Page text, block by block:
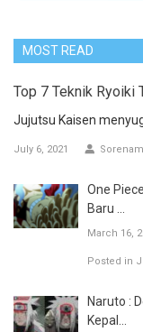
MOST READ
Top 7 Teknik Ryoiki
Jujutsu Kaisen
July 6, 2021
One
Baru ...
March 16,
Posted in
Naruto :
Kepal...